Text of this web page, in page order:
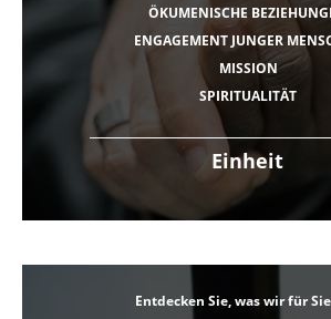
Einheit
ÖKUMENISCHE
ENGAGEMENT JUNGER
MISSION
SPIRITUALITÄT
Entdecken Sie, was wir für